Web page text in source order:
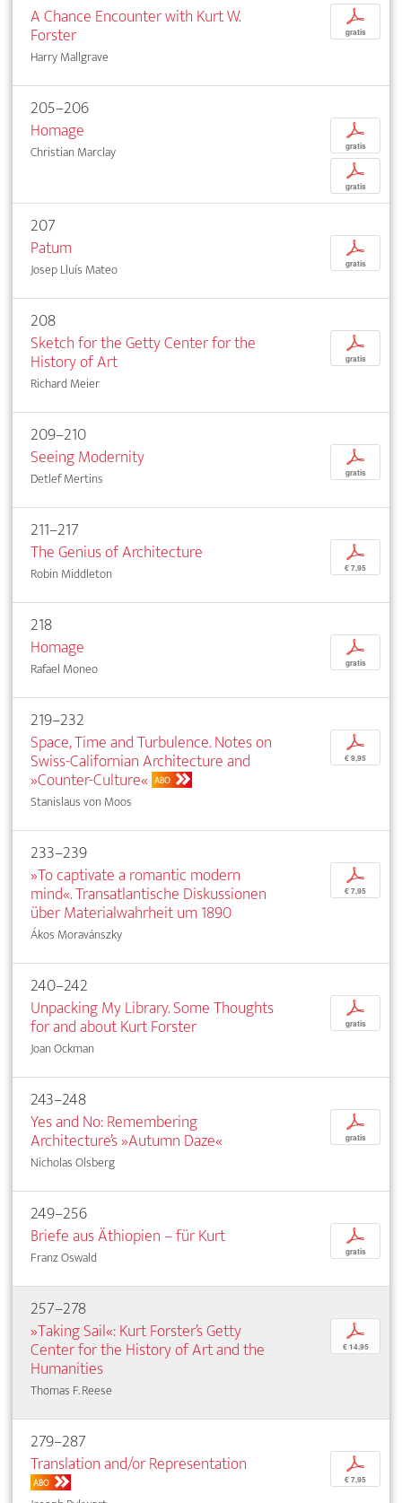
A Chance Encounter with Kurt W.
Forster
Harry Mallgrave
p
gratis
205–206
Homage
Christian Marclay
p
gratis
p
gratis
207
Patum
Josep Lluís Mateo
p
gratis
208
Sketch for the Getty Center for the
History of Art
Richard Meier
p
gratis
209–210
Seeing Modernity
Detlef Mertins
p
gratis
211–217
The Genius of Architecture
Robin Middleton
p
€ 7,95
218
Homage
Rafael Moneo
p
gratis
219–232
Space, Time and Turbulence. Notes on
Swiss-Californian Architecture and
»Counter-Culture« ABO
Stanislaus von Moos
p
€ 9,95
233–239
»To captivate a romantic modern
mind«. Transatlantische Diskussionen
über Materialwahrheit um 1890
Ákos Moravánszky
p
€ 7,95
240–242
Unpacking My Library. Some Thoughts
for and about Kurt Forster
Joan Ockman
p
gratis
243–248
Yes and No: Remembering
Architecture’s »Autumn Daze«
Nicholas Olsberg
p
gratis
249–256
Briefe aus Äthiopien – für Kurt
Franz Oswald
p
gratis
257–278
»Taking Sail«: Kurt Forster’s Getty
Center for the History of Art and the
Humanities
Thomas F. Reese
p
€ 14,95
279–287
Translation and/or Representation
ABO
p
€ 7,95